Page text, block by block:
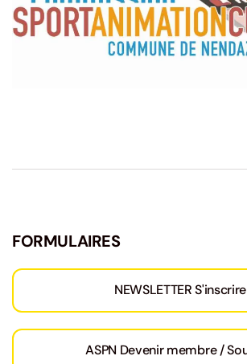
FORMULAIRES
NEWSLETTER S'inscrire
ASPN Devenir membre /